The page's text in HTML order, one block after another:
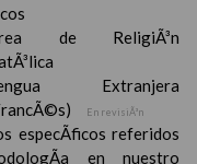
de ReligiÃ³n
Extranjera
En revisiÃ³n
especÃ­ficos referidos
en nuestro